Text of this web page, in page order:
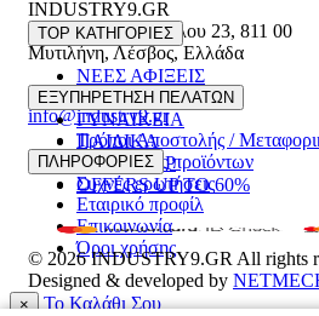
INDUSTRY9.GR
Ελευθέριου Βενιζέλου 23, 811 00
Μυτιλήνη,Λέσβος,Ελλάδα
22510 55629
info@industry9.gr
TOP ΚΑΤΗΓΟΡΙΕΣ
ΝΕΕΣ ΑΦΙΞΕΙΣ
ΑΝΔΡΙΚΑ
ΓΥΝΑΙΚΕΙΑ
ΠΑΙΔΙΚΑ
ΑΞΕΣΟΥΑΡ
OFFERS UP TO 60%
ΕΞΥΠΗΡΕΤΗΣΗ ΠΕΛΑΤΩΝ
Τρόποι Αποστολής /
Επιστροφές προϊόντων
Συχνές ερωτήσεις
ΠΛΗΡΟΦΟΡΙΕΣ
Εταιρικό προφίλ
Επικοινωνία
Όροι χρήσης
© 2026INDUSTRY9.GR All rights
Designed & developed by
× Το Καλάθι Σου